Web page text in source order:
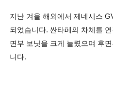
지난 겨울 해외에서 제네시스
되었습니다. 싼타페의 차체를
면부 보닛을 크게 늘렸으며 후
니다.